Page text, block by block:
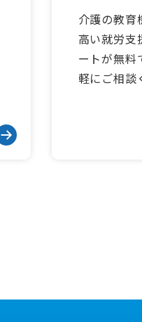
介護の教育
高い就労支
ートが無料
軽にご相談